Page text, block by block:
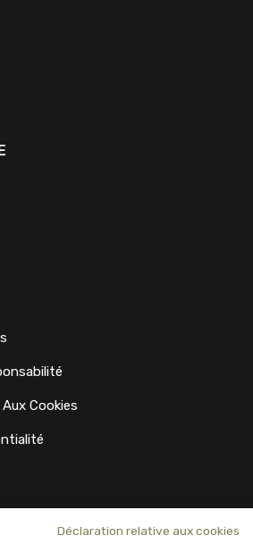
Cookies
Déclaration relative aux cookies